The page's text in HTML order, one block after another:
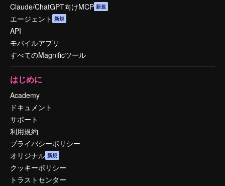
Claude/ChatGPT向けMCP 新規
エージェント 新規
API
モバイルアプリ
すべてのMagnificツール
はじめに
Academy
ドキュメント
サポート
利用規約
プライバシーポリシー
オリジナル 新規
クッキーポリシー
トラストセンター